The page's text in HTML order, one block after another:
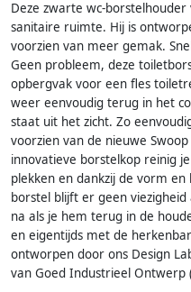
Deze zwarte wc-borstelhouder
sanitaire ruimte. Hij is
voorzien van meer gemak.
Geen probleem, deze
opbergvak voor een fles
weer eenvoudig terug in het
staat uit het zicht. Zo
voorzien van de nieuwe
innovatieve borstelkop reinig
plekken en dankzij de vorm
borstel blijft er geen
na als je hem terug in de
en eigentijds met de
ontworpen door ons Design
van Goed Industrieel Ontwerp